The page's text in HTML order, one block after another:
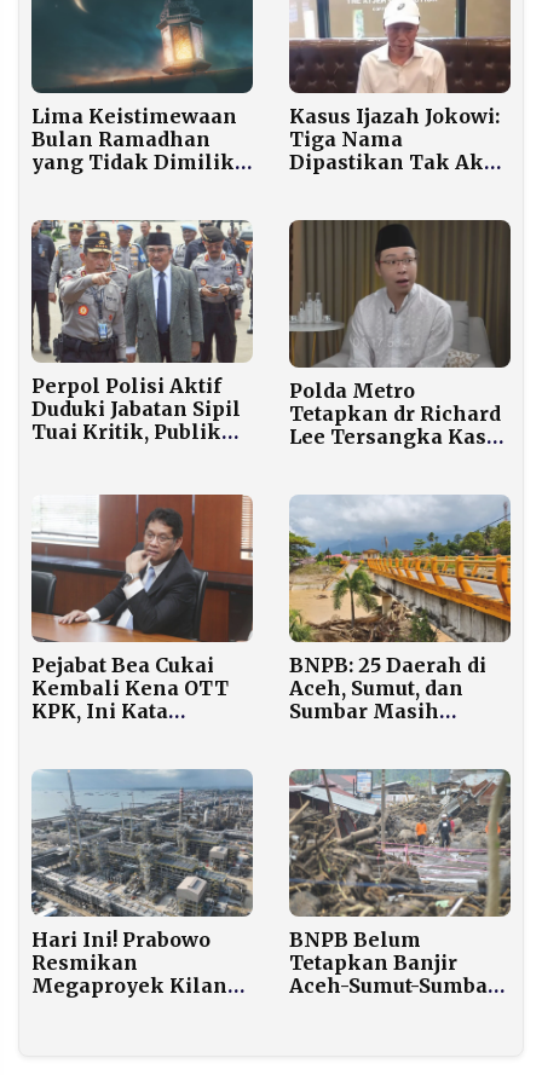
Lima Keistimewaan
Bulan Ramadhan
yang Tidak Dimiliki
Kasus Ijazah Jokowi:
Tiga Nama
Dipastikan Tak Akan
Perpol Polisi Aktif
Duduki Jabatan Sipil
Tuai Kritik, Publik
Polda Metro
Tetapkan dr Richard
Lee Tersangka Kasus
Pejabat Bea Cukai
Kembali Kena OTT
KPK, Ini Kata
BNPB: 25 Daerah di
Aceh, Sumut, dan
Sumbar Masih
Hari Ini! Prabowo
Resmikan
Megaproyek Kilang
BNPB Belum
Tetapkan Banjir
Aceh-Sumut-Sumbar